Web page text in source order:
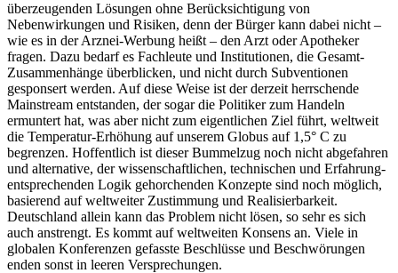
überzeugenden Lösungen ohne Berücksichtigung von
Nebenwirkungen und Risiken, denn der Bürger kann dabei nicht –
wie es in der Arznei-Werbung heißt – den Arzt oder Apotheker
fragen. Dazu bedarf es Fachleute und Institutionen, die Gesamt-
Zusammenhänge überblicken, und nicht durch Subventionen
gesponsert werden. Auf diese Weise ist der derzeit herrschende
Mainstream entstanden, der sogar die Politiker zum Handeln
ermuntert hat, was aber nicht zum eigentlichen Ziel führt, weltweit
die Temperatur-Erhöhung auf unserem Globus auf 1,5° C zu
begrenzen. Hoffentlich ist dieser Bummelzug noch nicht abgefahren
und alternative, der wissenschaftlichen, technischen und Erfahrung-
entsprechenden Logik gehorchenden Konzepte sind noch möglich,
basierend auf weltweiter Zustimmung und Realisierbarkeit.
Deutschland allein kann das Problem nicht lösen, so sehr es sich
auch anstrengt. Es kommt auf weltweiten Konsens an. Viele in
globalen Konferenzen gefasste Beschlüsse und Beschwörungen
enden sonst in leeren Versprechungen.